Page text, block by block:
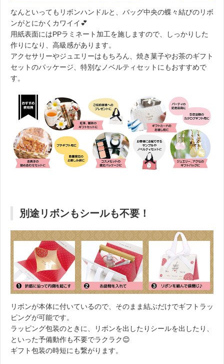
なんといってもリボンハンドルと、バッグ中央の蝶々結びのリボ
ンがとにかくカワイイ💕
用紙表面にはPPラミネート加工を施しますので、しっかりした
作りになり、高級感があります。
アクセサリーやジュエリーはもちろん、焼き菓子やお茶のギフト
セットのパッケージ、特別なノベルティセットにもおすすめで
す。
別途リボンもシールも不要！
リボンが本体に付いているので、そのまま結ぶだけでギフトラッ
ピングが可能です。
ラッピング包装のときに、リボンを出したりシールを出したり、
といった予備動作も不要でラクラク😊
ギフト包装の時短にも繋がります。